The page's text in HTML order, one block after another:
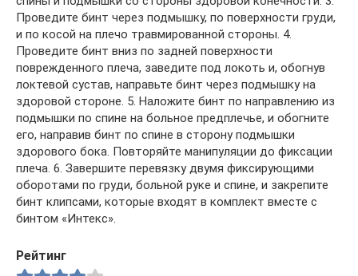
Проведите бинт через подмышку, по поверхности груди,
и по косой на плечо травмированной стороны. 4.
Проведите бинт вниз по задней поверхности
поврежденного плеча, заведите под локоть и, обогнув
локтевой сустав, направьте бинт через подмышку на
здоровой стороне. 5. Наложите бинт по направлению из
подмышки по спине на больное предплечье, и обогните
его, направив бинт по спине в сторону подмышки
здорового бока. Повторяйте манипуляции до фиксации
плеча. 6. Завершите перевязку двумя фиксирующими
оборотами по груди, больной руке и спине, и закрепите
бинт клипсами, которые входят в комплект вместе с
бинтом «Интекс».
Рейтинг